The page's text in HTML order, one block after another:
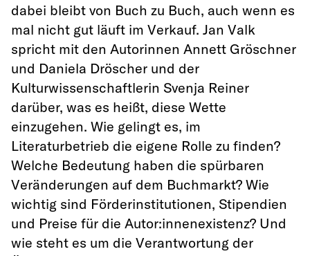
dabei bleibt von Buch zu Buch, auch wenn es
mal nicht gut läuft im Verkauf. Jan Valk
spricht mit den Autorinnen Annett Gröschner
und Daniela Dröscher und der
Kulturwissenschaftlerin Svenja Reiner
darüber, was es heißt, diese Wette
einzugehen. Wie gelingt es, im
Literaturbetrieb die eigene Rolle zu finden?
Welche Bedeutung haben die spürbaren
Veränderungen auf dem Buchmarkt? Wie
wichtig sind Förderinstitutionen, Stipendien
und Preise für die Autor:innenexistenz? Und
wie steht es um die Verantwortung der